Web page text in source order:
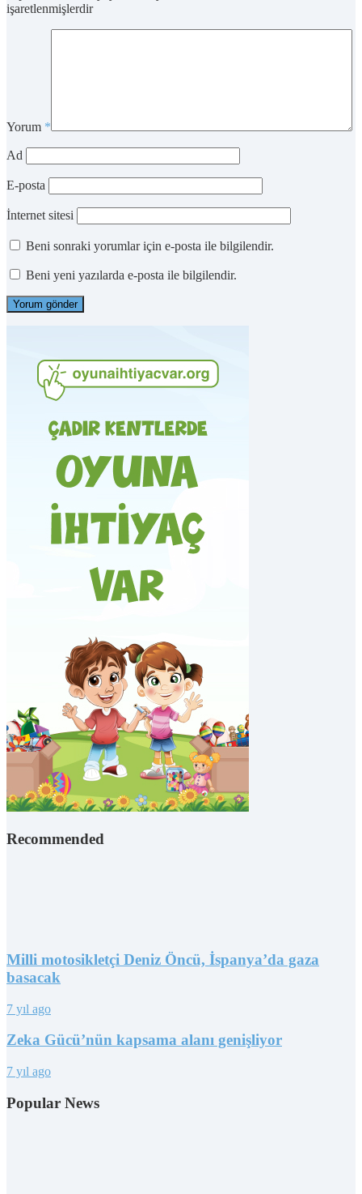
işaretlenmişlerdir
Yorum *
Ad
E-posta
İnternet sitesi
Beni sonraki yorumlar için e-posta ile bilgilendir.
Beni yeni yazılarda e-posta ile bilgilendir.
Recommended
Milli motosikletçi Deniz Öncü, İspanya’da gaza
basacak
7 yıl ago
Zeka Gücü’nün kapsama alanı genişliyor
7 yıl ago
Popular News